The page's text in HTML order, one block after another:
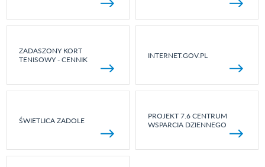
ZADASZONY KORT
TENISOWY - CENNIK
INTERNET.GOV.PL
ŚWIETLICA ZADOLE
PROJEKT 7.6 CENTRUM
WSPARCIA DZIENNEGO